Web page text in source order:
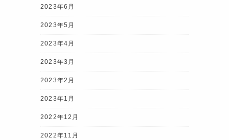
2023年6月
2023年5月
2023年4月
2023年3月
2023年2月
2023年1月
2022年12月
2022年11月